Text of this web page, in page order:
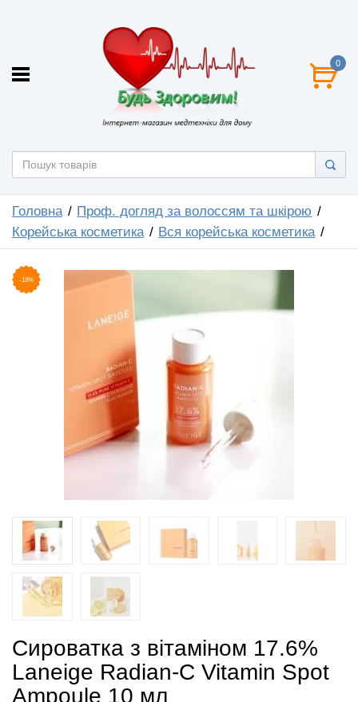
0
Головна
Проф. догляд за волоссям та шкірою
Корейська косметика
Вся корейська косметика
-18%
Сироватка з вітаміном 17.6%
Laneige Radian-C Vitamin Spot
Ampoule 10 мл